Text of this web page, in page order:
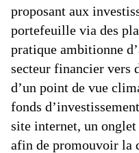
proposant aux
portefeuille via des
pratique ambitionne
secteur financier vers
d’un point de vue
fonds
site internet, un onglet
afin de promouvoir la